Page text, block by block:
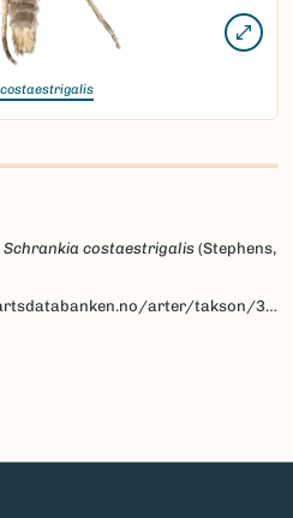
Schrankia costaestrigalis (Stephens,
arter/takson/30399